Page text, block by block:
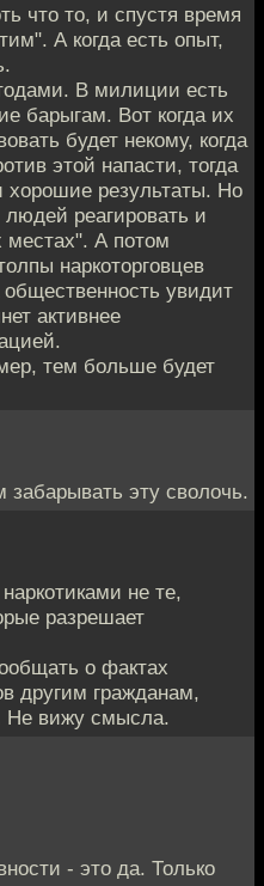
что то, и спустя время
А когда есть опыт,
В милиции есть
барыгам. Вот когда их
будет некому, когда
этой напасти, тогда
хорошие результаты. Но
реагировать и
местах". А потом
наркоторговцев
увидит
активнее
тем больше будет
эту сволочь.
не те,
разрешает
о фактах
другим гражданам,
Не вижу смысла.
- это да. Только